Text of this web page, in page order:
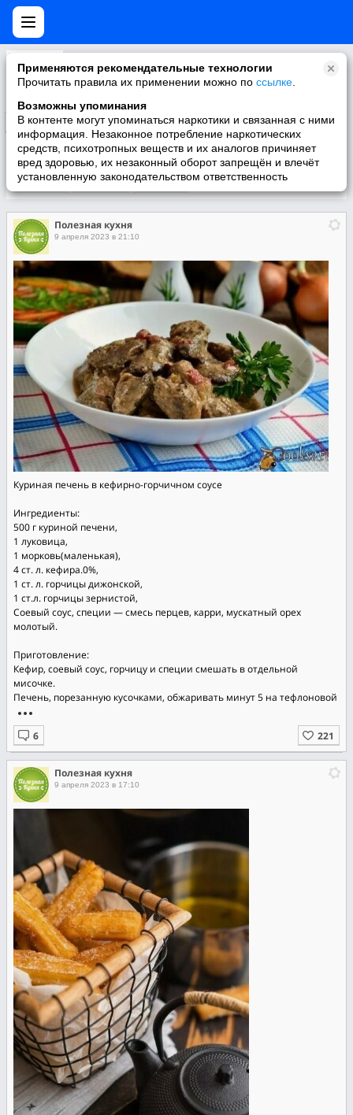
Применяются рекомендательные технологии
Прочитать правила их применении можно по ссылке
Возможны упоминания
В контенте могут упоминаться наркотики и связанная с ними
информация. Незаконное потребление наркотических
средств, психотропных веществ и их аналогов причиняет
вред здоровью, их незаконный оборот запрещён и влечёт
установленную законодательством ответственность
Самые лучшие рецепты!
Подписаться
Участники О группе
Полезная кухня
9 апреля 2023 в 21:10
Куриная печень в кефирно-горчичном соусе
Ингредиенты:
500 г куриной печени,
1 луковица,
1 морковь(маленькая),
4 ст. л. кефира.0%,
1 ст. л. горчицы дижонской,
1 ст.л. горчицы зернистой,
Соевый соус, специи — смесь перцев, карри, мускатный орех
молотый.
Приготовление:
Кефир, соевый соус, горчицу и специи смешать в отдельной
мисочке.
Печень, порезанную кусочками, обжаривать минут 5 на тефлоновой
Полезная кухня
9 апреля 2023 в 17:10